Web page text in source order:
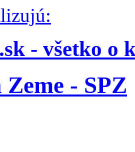
- všetko o
- SPZ